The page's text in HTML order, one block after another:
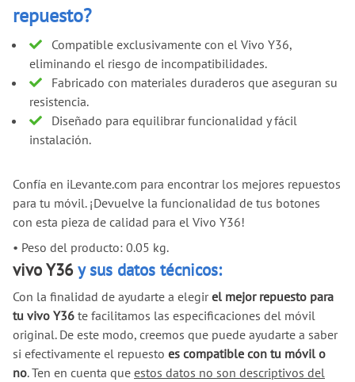
repuesto?
Compatible exclusivamente con el Vivo Y36,
eliminando el riesgo de incompatibilidades.
Fabricado con materiales duraderos que aseguran su
resistencia.
Diseñado para equilibrar funcionalidad y fácil
instalación.
Confía en iLevante.com para encontrar los mejores repuestos
para tu móvil. ¡Devuelve la funcionalidad de tus botones
con esta pieza de calidad para el Vivo Y36!
• Peso del producto: 0.05 kg.
vivo Y36y sus datos técnicos:
Con la finalidad de ayudarte a elegirel mejor repuesto para
tu vivo Y36 te facilitamos las especificaciones del móvil
original. De este modo, creemos que puede ayudarte a saber
si efectivamente el repuesto es compatible con tu móvil o
no. Ten en cuenta que estos datos no son descriptivos del